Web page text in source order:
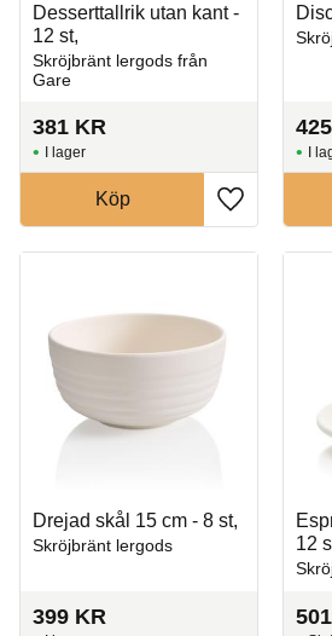
Desserttallrik utan kant -
12 st,
Skröjbränt lergods från
Gare
381 KR
Lägg till i
I lager
Köp
425
I
Drejad skål 15 cm - 8 st,
Skröjbränt lergods
399 KR
12
501